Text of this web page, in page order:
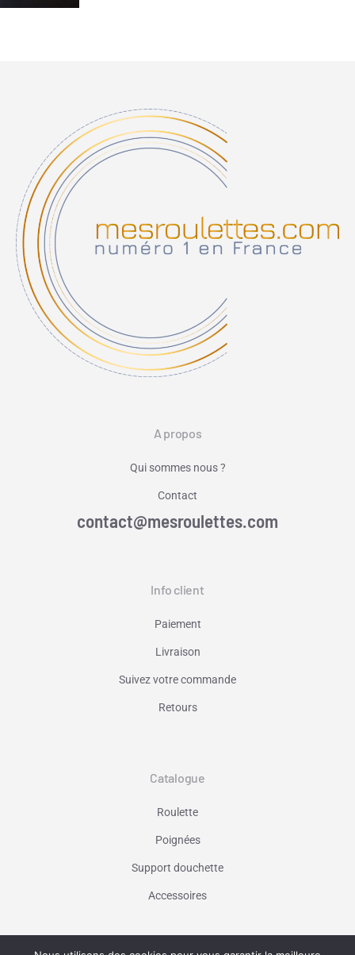
A propos
Qui sommes nous ?
Contact
contact@mesroulettes.com
Info client
Paiement
Livraison
Suivez votre commande
Retours
Catalogue
Roulette
Poignées
Support douchette
Accessoires